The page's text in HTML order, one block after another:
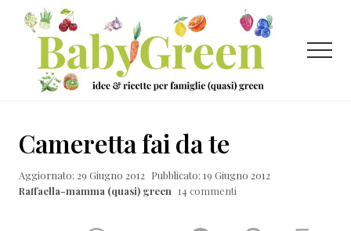
Menu
Passa
contenuto
principale
Passa
laterale
primaria
Passa
ricette
per
Menu
Cameretta fai da te
Aggiornato: 29 Giugno 2012 Pubblicato: 19 Giugno 2012
Raffaella-mamma (quasi) green 14 commenti